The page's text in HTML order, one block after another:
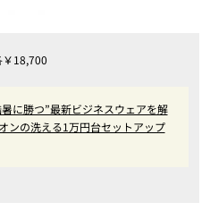
￥18,700
に勝つ”最新ビジネスウェアを解
ンの洗える1万円台セットアップ